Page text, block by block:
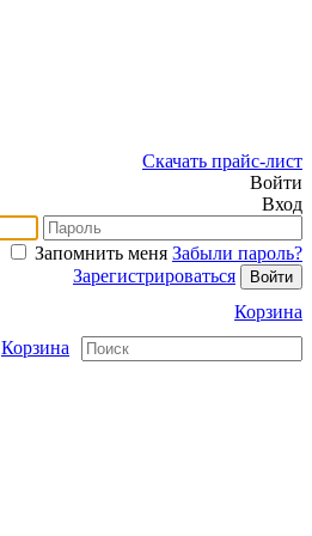
Скачать прайс-лист
Войти
Вход
Запомнить меня Забыли пароль?
Зарегистрироваться
Корзина
Корзина